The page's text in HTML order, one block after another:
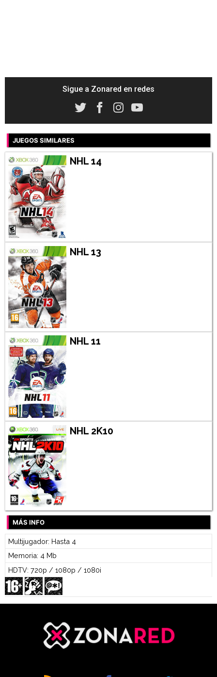
Sigue a Zonared en redes
JUEGOS SIMILARES
NHL 14
NHL 13
NHL 11
NHL 2K10
MÁS INFO
Multijugador: Hasta 4
Memoria: 4 Mb
HDTV: 720p / 1080p / 1080i